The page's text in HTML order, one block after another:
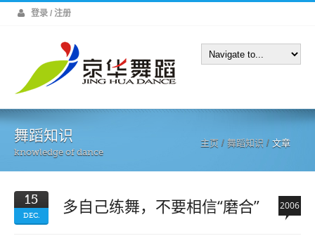
登录 / 注册
舞蹈知识
knowledge of dance
主页 / 舞蹈知识 / 文章
15
DEC. 多自己练舞，不要相信“磨合” 2006